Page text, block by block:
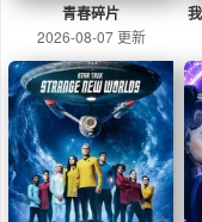
青春碎片
2026-08-07 更新